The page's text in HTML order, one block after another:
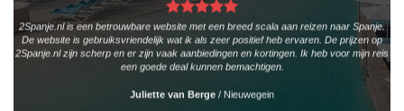
2Spanje.nl is een betrouwbare website met een breed scala aan reizen naar Spanje.
De website is gebruiksvriendelijk wat ik als zeer positief heb ervaren. De prijzen op
2Spanje.nl zijn scherp en er zijn vaak aanbiedingen en kortingen. Ik heb voor mijn reis
een goede deal kunnen bemachtigen.
Juliette van Berge / Nieuwegein